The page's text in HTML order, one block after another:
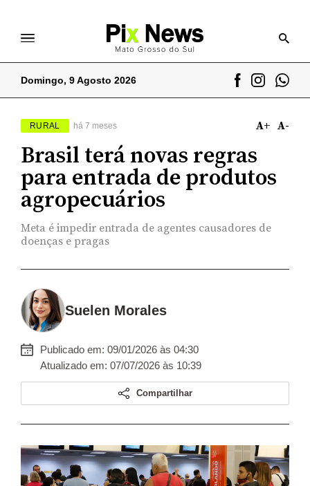
Domingo, 9 Agosto 2026
RURAL há 7 meses A+ A-
Brasil terá novas regras
para entrada de produtos
agropecuários
Meta é impedir entrada de agentes causadores de
doenças e pragas
Suelen Morales
Publicado em: 09/01/2026 às 04:30
Atualizado em: 07/07/2026 às 10:39
Compartilhar